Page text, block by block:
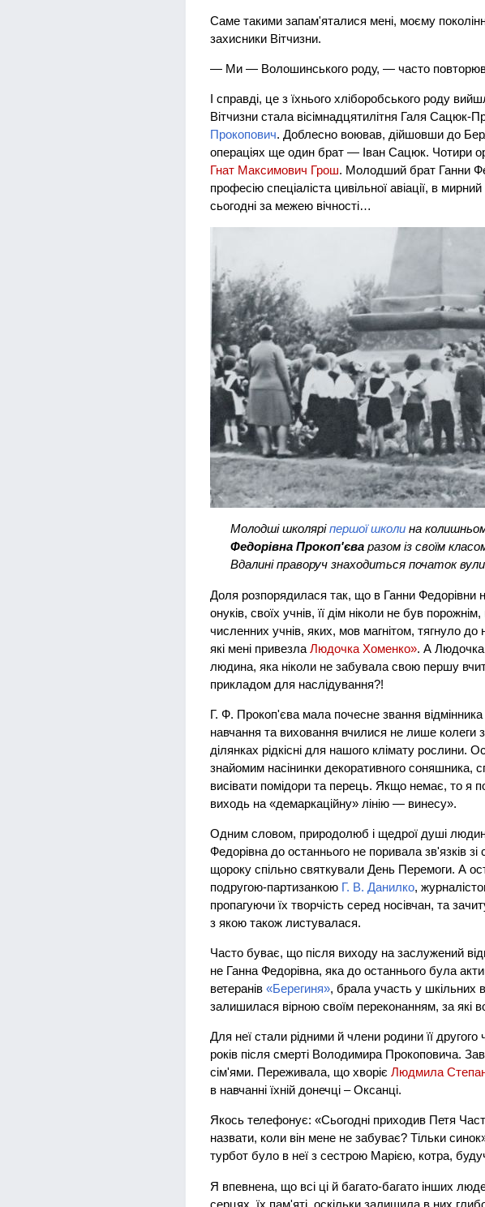
Саме такими запам'яталися мені, моєму
захисники Вітчизни.
— Ми — Волошинського роду, — часто
І справді, це з їхнього хліборобського роду
Вітчизни стала вісімнадцятилітня Галя Сацюк-
Прокопович. Доблесно воював, дійшовши до
операціях ще один брат — Іван Сацюк. Чотири
Гнат Максимович Грош. Молодший брат Ганни
професію спеціаліста цивільної авіації, в
сьогодні за межею вічності…
Молодші школяріпершої школина
Федорівна Прокоп'єваразом із своїм
Вдалині праворуч знаходиться початок
Доля розпорядилася так, що в Ганни Федорівни
онуків, своїх учнів, її дім ніколи не був
численних учнів, яких, мов магнітом, тягнуло
які мені привезлаЛюдочка Хоменко». А Людочка
людина, яка ніколи не забувала свою першу
прикладом для наслідування?!
Г. Ф. Прокоп'єва мала почесне звання відмінника
навчання та виховання вчилися не лише колеги
ділянках рідкісні для нашого клімату рослини.
знайомим насінинки декоративного соняшника,
висівати помідори та перець. Якщо немає, то
виходь на «демаркаційну» лінію — винесу».
Одним словом, природолюб і щедрої душі
Федорівна до останнього не поривала зв'язків
щороку спільно святкували День Перемоги. А
подругою-партизанкою Г. В. Данилко,
пропагуючи їх творчість серед носівчан, та
з якою також листувалася.
Часто буває, що після виходу на заслужений
не Ганна Федорівна, яка до останнього була
ветеранів«Берегиня», брала участь у шкільних
залишилася вірною своїм переконанням, за які
Для неї стали рідними й члени родини її другого
років після смерті Володимира Прокоповича.
сім'ями. Переживала, що хворієЛюдмила
в навчанні їхній донечці – Оксанці.
Якось телефонує: «Сьогодні приходив Петя
назвати, коли він мене не забуває? Тільки
турбот було в неї з сестрою Марією, котра,
Я впевнена, що всі ці й багато-багато інших
серцях, їх пам'яті, оскільки залишила в них